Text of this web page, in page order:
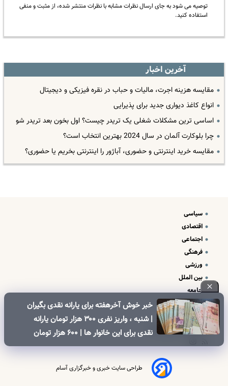
توصیه می شود به جای ارسال نظرات مشابه با نظرات منتشر شده، از مثبت و منفی
استفاده کنید.
آخرین اخبار
مقایسه هزینه اجرت، مالیات و حباب در نقره فیزیکی و دیجیتال
انواع کاغذ دیواری جدید برای پذیرایی
اساسی ترین مشکلات شغلی یک تریدر چیست؟ اول بخون بعد تریدر شو
چرا بلوکارت آلمان در سال 2024 بهترین انتخاب است؟
مقایسه خرید اینترنتی و حضوری، آباژور را اینترنتی بخریم یا حضوری؟
خبر خوش آخرهفته برای یارانه نقدی بگیران
| شنبه ، واریز نفری ۳۰۰ هزار تومان یارانه
نقدی برای این خانوار ها | ۶۰۰ هزار تومان
کالابرگ برای خانوارهای دارای فرزند
سیاسی
اقتصادی
اجتماعی
فرهنگی
ورزشی
بین الملل
جامعه
علم و فناوری
درباره ما
تبلیغات و تماس با ما
طراحی سایت خبری و خبرگزاری آسام